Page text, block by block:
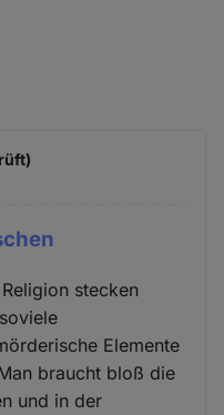
stecken
Elemente
braucht bloß die
und in der